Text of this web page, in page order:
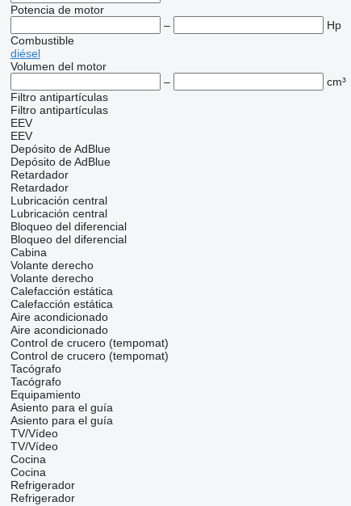
Potencia de motor
–
Hp
Combustible
diésel
Volumen del motor
–
cm³
Filtro antipartículas
Filtro antipartículas
EEV
EEV
Depósito de AdBlue
Depósito de AdBlue
Retardador
Retardador
Lubricación central
Lubricación central
Bloqueo del diferencial
Bloqueo del diferencial
Cabina
Volante derecho
Volante derecho
Calefacción estática
Calefacción estática
Aire acondicionado
Aire acondicionado
Control de crucero (tempomat)
Control de crucero (tempomat)
Tacógrafo
Tacógrafo
Equipamiento
Asiento para el guía
Asiento para el guía
TV/Vídeo
TV/Vídeo
Cocina
Cocina
Refrigerador
Refrigerador